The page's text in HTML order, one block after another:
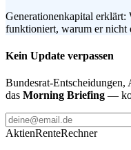
Generationenkapital erklärt:
funktioniert, warum er nicht
Kein Update verpassen
Bundesrat-Entscheidungen,
das Morning Briefing —
AktienRenteRechner